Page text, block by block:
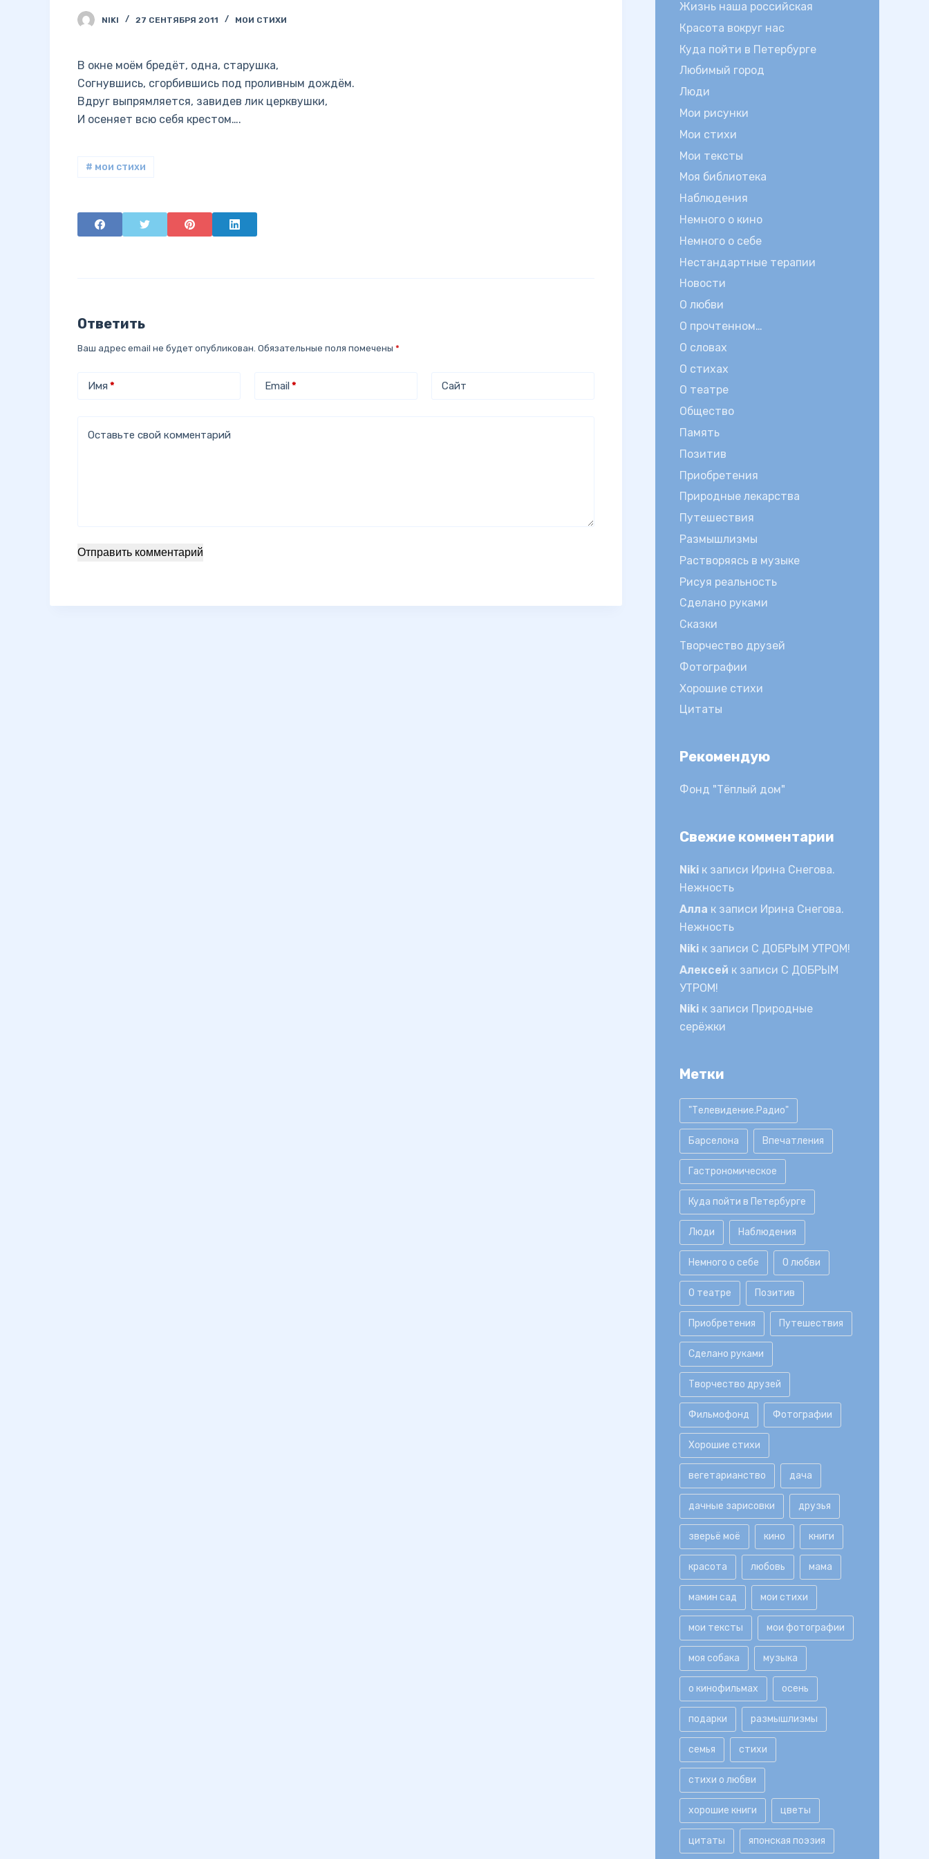
NIKI 27 СЕНТЯБРЯ 2011 МОИ СТИХИ
В окне моём бредёт, одна, старушка,
Согнувшись, сгорбившись под проливным дождём.
Вдруг выпрямляется, завидев лик церквушки,
И осеняет всю себя крестом….
# мои стихи
Ответить
Ваш адрес email не будет опубликован. Обязательные поля помечены *
Имя * Email * Сайт
Оставьте свой комментарий
Отправить комментарий
Жизнь наша российская
Красота вокруг нас
Куда пойти в Петербурге
Любимый город
Люди
Мои рисунки
Мои стихи
Мои тексты
Моя библиотека
Наблюдения
Немного о кино
Немного о себе
Нестандартные терапии
Новости
О любви
О прочтенном…
О словах
О стихах
О театре
Общество
Память
Позитив
Приобретения
Природные лекарства
Путешествия
Размышлизмы
Растворяясь в музыке
Рисуя реальность
Сделано руками
Сказки
Творчество друзей
Фотографии
Хорошие стихи
Цитаты
Рекомендую
Фонд "Тёплый дом"
Свежие комментарии
Niki к записи Ирина Снегова.
Нежность
Алла к записи Ирина Снегова.
Нежность
Niki к записи С ДОБРЫМ УТРОМ!
Алексей к записи С ДОБРЫМ
УТРОМ!
Niki к записи Природные
серёжки
Метки
"Телевидение.Радио"
Барселона Впечатления
Гастрономическое
Куда пойти в Петербурге
Люди Наблюдения
Немного о себе О любви
О театре Позитив
Приобретения Путешествия
Сделано руками
Творчество друзей
Фильмофонд Фотографии
Хорошие стихи
вегетарианство дача
дачные зарисовки друзья
зверьё моё кино книги
красота любовь мама
мамин сад мои стихи
мои тексты мои фотографии
моя собака музыка
о кинофильмах осень
подарки размышлизмы
семья стихи
стихи о любви
хорошие книги цветы
цитаты японская поэзия